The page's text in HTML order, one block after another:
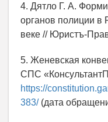
4. Дятло Г. А.
органов полиции в
веке // Юристъ-
5. Женевская
СПС
https://
383/(дата